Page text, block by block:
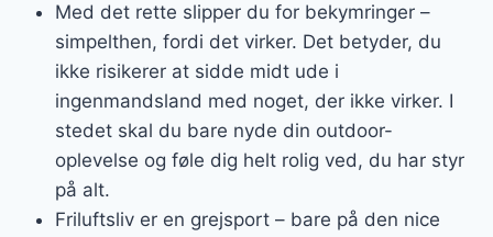
Med det rette slipper du for bekymringer –
simpelthen, fordi det virker. Det betyder, du
ikke risikerer at sidde midt ude i
ingenmandsland med noget, der ikke virker. I
stedet skal du bare nyde din outdoor-
oplevelse og føle dig helt rolig ved, du har styr
på alt.
Friluftsliv er en grejsport – bare på den nice